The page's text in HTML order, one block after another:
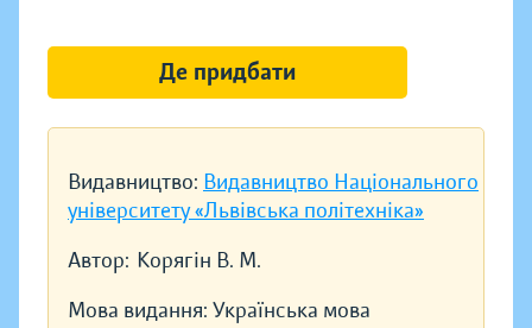
Видавництво: Видавництво Національного
університету «Львівська політехніка»
Автор: Корягін В. М.
Мова видання: Українська мова
Де придбати